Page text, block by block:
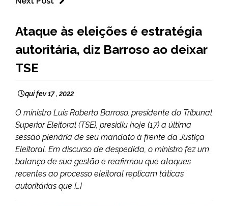
NOTÍCIAS
Ataque às eleições é estratégia
autoritária, diz Barroso ao deixar
TSE
qui fev 17 , 2022
O ministro Luís Roberto Barroso, presidente do Tribunal
Superior Eleitoral (TSE), presidiu hoje (17) a última
sessão plenária de seu mandato à frente da Justiça
Eleitoral. Em discurso de despedida, o ministro fez um
balanço de sua gestão e reafirmou que ataques
recentes ao processo eleitoral replicam táticas
autoritárias que […]